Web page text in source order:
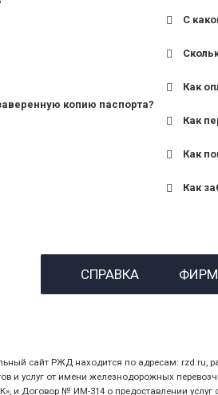
копию паспорта?
С
для
Как
Как
Как
Как
СПРАВКА
сайт РЖД находится по адресам: rzd.ru,
и услуг от имени железнодорожных
Договор № ИМ-314 о предоставлении